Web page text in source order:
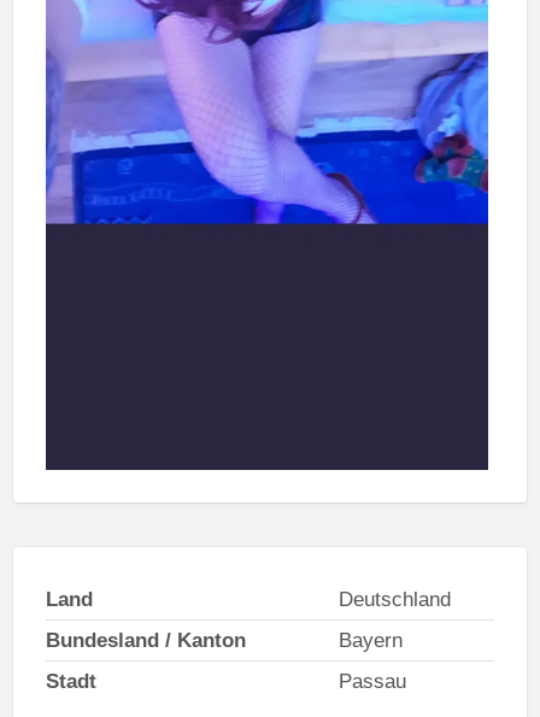
Land
Deutschland
Bundesland / Kanton
Bayern
Stadt
Passau